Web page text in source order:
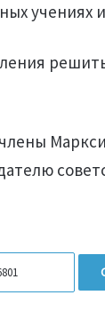
учениях